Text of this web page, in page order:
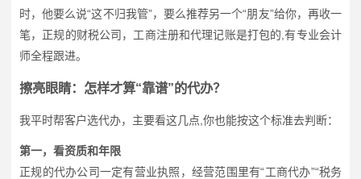
时，他要么说“这不归我管”，要么推荐另一个“朋友”给你，再收一
笔，正规的财税公司，工商注册和代理记账是打包的,有专业会计
师全程跟进。
擦亮眼睛：怎样才算“靠谱”的代办？
我平时帮客户选代办，主要看这几点,你也能按这个标准去判断：
第一，看资质和年限
正规的代办公司一定有营业执照，经营范围里有“工商代办”“税务